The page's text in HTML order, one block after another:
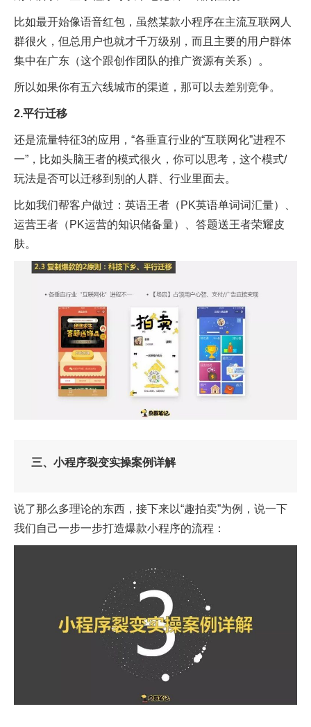
比如最开始像语音红包，虽然某款小程序在主流互联网人
群很火，但总用户也就才千万级别，而且主要的用户群体
集中在广东（这个跟创作团队的推广资源有关系）。
所以如果你有五六线城市的渠道，那可以去差别竞争。
2.平行迁移
还是流量特征3的应用，“各垂直行业的“互联网化”进程不
一”，比如头脑王者的模式很火，你可以思考，这个模式/
玩法是否可以迁移到别的人群、行业里面去。
比如我们帮客户做过：英语王者（PK英语单词词汇量）、
运营王者（PK运营的知识储备量）、答题送王者荣耀皮
肤。
三、小程序裂变实操案例详解
说了那么多理论的东西，接下来以“趣拍卖”为例，说一下
我们自己一步一步打造爆款小程序的流程：